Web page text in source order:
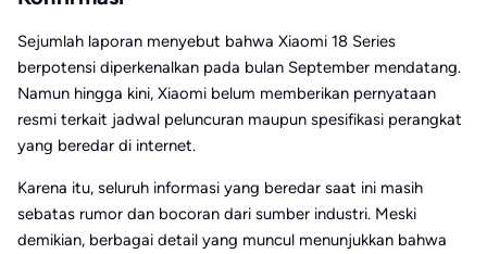
Sejumlah laporan menyebut bahwa Xiaomi 18 Series
berpotensi diperkenalkan pada bulan September mendatang.
Namun hingga kini, Xiaomi belum memberikan pernyataan
resmi terkait jadwal peluncuran maupun spesifikasi perangkat
yang beredar di internet.
Karena itu, seluruh informasi yang beredar saat ini masih
sebatas rumor dan bocoran dari sumber industri. Meski
demikian, berbagai detail yang muncul menunjukkan bahwa